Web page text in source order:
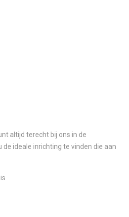
altijd terecht bij ons in de
de ideale inrichting te vinden die aan